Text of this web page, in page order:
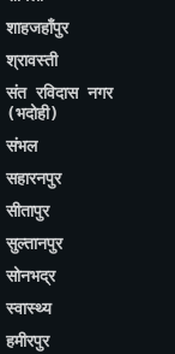
शाहजहाँपुर
श्रावस्ती
संत रविदास नगर
(भदोही)
संभल
सहारनपुर
सीतापुर
सुल्तानपुर
सोनभद्र
स्वास्थ्य
हमीरपुर